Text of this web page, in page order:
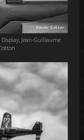
Jean-Guillaume